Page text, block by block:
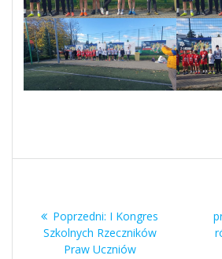
wpisu
Poprzedni: Poprzedni
wpis:
I Kongres
Szkolnych Rzeczników
Praw Uczniów